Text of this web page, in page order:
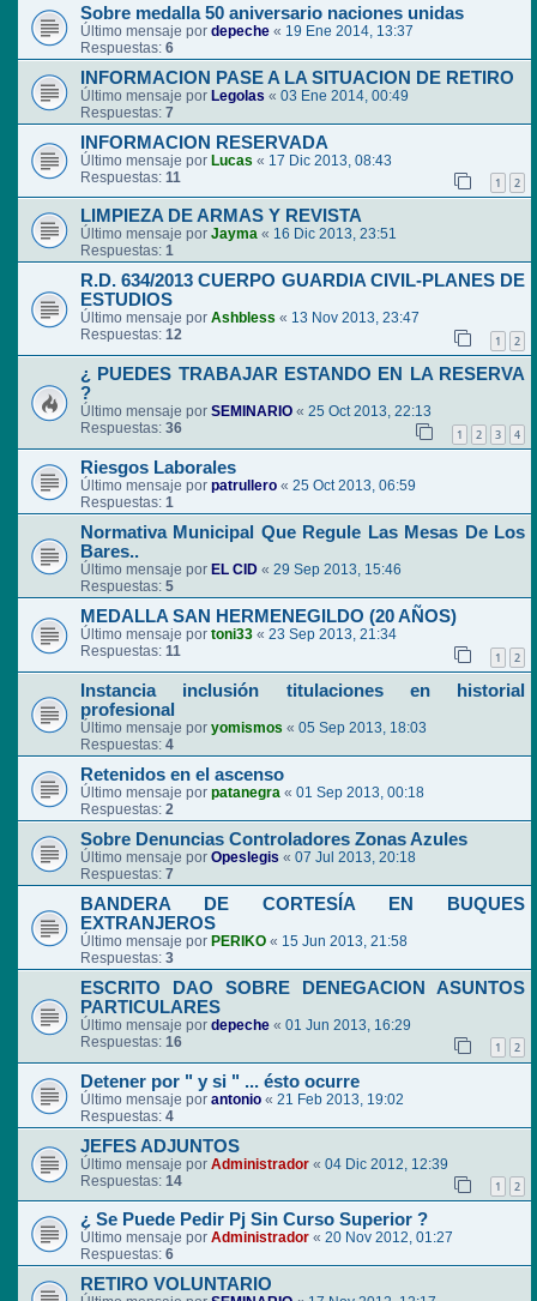
Sobre medalla 50 aniversario naciones unidas
Último mensaje por depeche « 19 Ene 2014, 13:37
Respuestas: 6
INFORMACION PASE A LA SITUACION DE RETIRO
Último mensaje por Legolas « 03 Ene 2014, 00:49
Respuestas: 7
INFORMACION RESERVADA
Último mensaje por Lucas « 17 Dic 2013, 08:43
Respuestas: 11 1 2
LIMPIEZA DE ARMAS Y REVISTA
Último mensaje por Jayma « 16 Dic 2013, 23:51
Respuestas: 1
R.D. 634/2013 CUERPO GUARDIA CIVIL-PLANES DE
ESTUDIOS
Último mensaje por Ashbless « 13 Nov 2013, 23:47
Respuestas: 12 1 2
¿ PUEDES TRABAJAR ESTANDO EN LA RESERVA
?
Último mensaje por SEMINARIO « 25 Oct 2013, 22:13
Respuestas: 36 1 2 3 4
Riesgos Laborales
Último mensaje por patrullero « 25 Oct 2013, 06:59
Respuestas: 1
Normativa Municipal Que Regule Las Mesas De Los
Bares..
Último mensaje por EL CID « 29 Sep 2013, 15:46
Respuestas: 5
MEDALLA SAN HERMENEGILDO (20 AÑOS)
Último mensaje por toni33 « 23 Sep 2013, 21:34
Respuestas: 11 1 2
Instancia inclusión titulaciones en historial
profesional
Último mensaje por yomismos « 05 Sep 2013, 18:03
Respuestas: 4
Retenidos en el ascenso
Último mensaje por patanegra « 01 Sep 2013, 00:18
Respuestas: 2
Sobre Denuncias Controladores Zonas Azules
Último mensaje por Opeslegis « 07 Jul 2013, 20:18
Respuestas: 7
BANDERA DE CORTESÍA EN BUQUES
EXTRANJEROS
Último mensaje por PERIKO « 15 Jun 2013, 21:58
Respuestas: 3
ESCRITO DAO SOBRE DENEGACION ASUNTOS
PARTICULARES
Último mensaje por depeche « 01 Jun 2013, 16:29
Respuestas: 16 1 2
Detener por " y si " ... ésto ocurre
Último mensaje por antonio « 21 Feb 2013, 19:02
Respuestas: 4
JEFES ADJUNTOS
Último mensaje por Administrador « 04 Dic 2012, 12:39
Respuestas: 14 1 2
¿ Se Puede Pedir Pj Sin Curso Superior ?
Último mensaje por Administrador « 20 Nov 2012, 01:27
Respuestas: 6
RETIRO VOLUNTARIO